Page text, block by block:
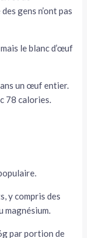
gens n’ont pas
le blanc d’œuf
un œuf entier.
78 calories.
y compris des
magnésium.
par portion de